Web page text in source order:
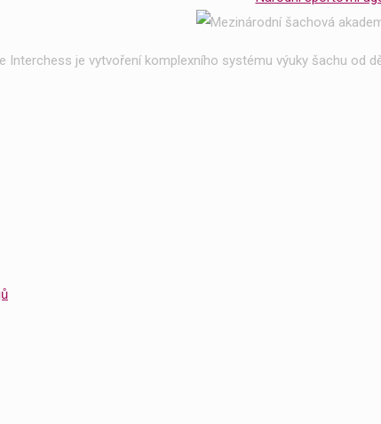
Interchess je vytvoření komplexního systému výuky šachu od